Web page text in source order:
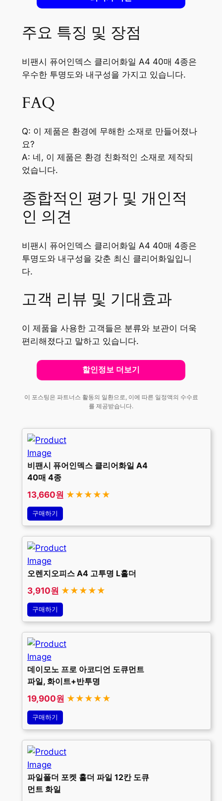
주요 특징 및 장점
비팬시 퓨어인덱스 클리어화일 A4 40매 4종은
우수한 투명도와 내구성을 가지고 있습니다.
FAQ
Q: 이 제품은 환경에 무해한 소재로 만들어졌나
요?
A: 네, 이 제품은 환경 친화적인 소재로 제작되
었습니다.
종합적인 평가 및 개인적
인 의견
비팬시 퓨어인덱스 클리어화일 A4 40매 4종은
투명도와 내구성을 갖춘 최신 클리어화일입니
다.
고객 리뷰 및 기대효과
이 제품을 사용한 고객들은 분류와 보관이 더욱
편리해졌다고 말하고 있습니다.
할인정보 더보기
이 포스팅은 파트너스 활동의 일환으로, 이에 따른 일정액의 수수료
를 제공받습니다.
비팬시 퓨어인덱스 클리어화일 A4
40매 4종
13,660원 ★★★★★
구매하기
오렌지오피스 A4 고투명 L홀더
3,910원 ★★★★★
구매하기
데이모노 프로 아코디언 도큐먼트
파일, 화이트+반투명
19,900원 ★★★★★
구매하기
파일폴더 포켓 홀더 파일 12칸 도큐
먼트 화일